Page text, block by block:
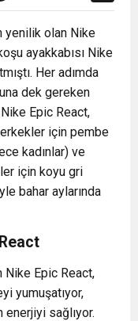
yenilik olan Nike
ayakkabısı Nike
Her adımda
dek gereken
Epic React,
için pembe
kadınlar) ve
için koyu gri
bahar aylarında
Nike Epic React,
yumuşatıyor,
sağlıyor.